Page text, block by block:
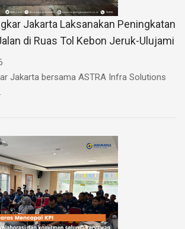
Jakarta Laksanakan Peningkatan
di Ruas Tol Kebon Jeruk-Ulujami
Jakarta bersama ASTRA Infra Solutions